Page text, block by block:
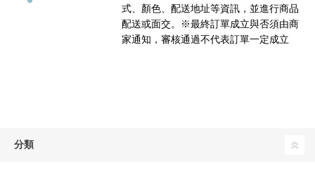
式、顏色、配送地址等資訊，並進行商品
配送或面交。※最終訂單成立與否須由商
家通知，審核通過不代表訂單一定成立
分類